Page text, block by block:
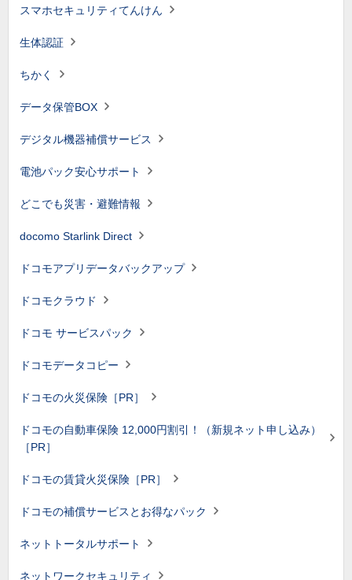
スマホセキュリティてんけん
生体認証
ちかく
データ保管BOX
デジタル機器補償サービス
電池パック安心サポート
どこでも災害・避難情報
docomo Starlink Direct
ドコモアプリデータバックアップ
ドコモクラウド
ドコモ サービスパック
ドコモデータコピー
ドコモの火災保険［PR］
ドコモの自動車保険 12,000円割引！（新規ネット申し込み）
［PR］
ドコモの賃貸火災保険［PR］
ドコモの補償サービスとお得なパック
ネットトータルサポート
ネットワークセキュリティ